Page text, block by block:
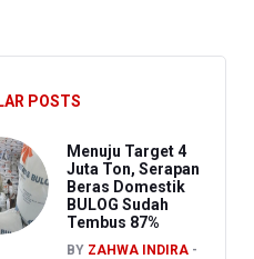
Bapenda
Sebut Investor Masih Selektif
POSTS
Menuju Target 4
Juta Ton, Serapan
Beras Domestik
BULOG Sudah
Tembus 87%
BY ZAHWA INDIRA